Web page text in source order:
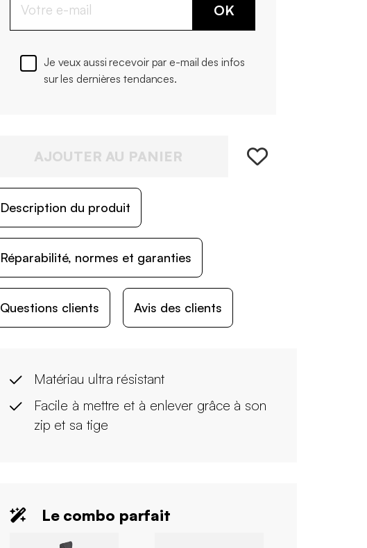
OK
Je veux aussi recevoir par e-mail des infos
sur les dernières tendances.
AJOUTER AU PANIER
Description du produit
Réparabilité, normes et garanties
Questions clients Avis des clients
Matériau ultra résistant
Facile à mettre et à enlever grâce à son
zip et sa tige
Le combo parfait